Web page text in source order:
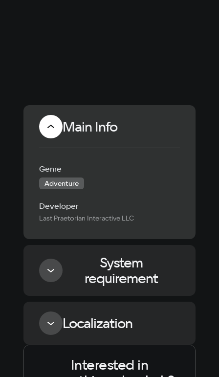
Main Info
Genre
Adventure
Developer
Last Praetorian Interactive LLC
System
requirement
Minimum
Processor
Memory
Localization
Language
Text Voiceover
Interested in